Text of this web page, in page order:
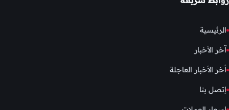
الرئيسية
آخر الأخبار
أخر الأخبار العاجلة
إتصل بنا